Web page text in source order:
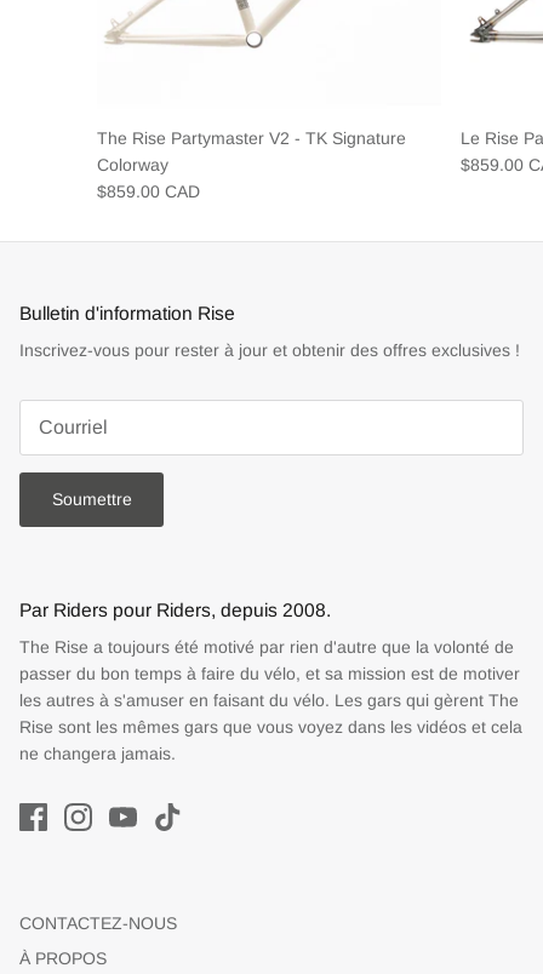
The Rise Partymaster V2 - TK Signature
Colorway
$859.00 CAD
Le Rise
$859.00
Bulletin d'information Rise
Inscrivez-vous pour rester à jour et obtenir des offres exclusives !
Soumettre
Par Riders pour Riders, depuis 2008.
The Rise a toujours été motivé par rien d'autre que la volonté de
passer du bon temps à faire du vélo, et sa mission est de motiver
les autres à s'amuser en faisant du vélo. Les gars qui gèrent The
Rise sont les mêmes gars que vous voyez dans les vidéos et cela
ne changera jamais.
CONTACTEZ-NOUS
À PROPOS